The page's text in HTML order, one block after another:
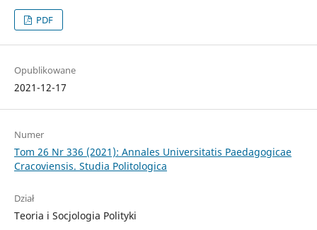
PDF
Opublikowane
2021-12-17
Numer
Tom 26 Nr 336 (2021): Annales Universitatis Paedagogicae
Cracoviensis. Studia Politologica
Dział
Teoria i Socjologia Polityki